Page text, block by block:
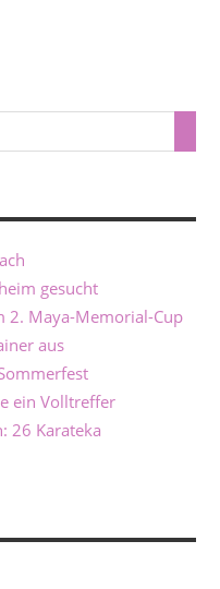
gesucht
2. Maya-Memorial-Cup
aus
ein Volltreffer
26 Karateka